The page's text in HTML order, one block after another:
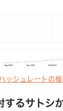
ッシュレートの
するサトシ